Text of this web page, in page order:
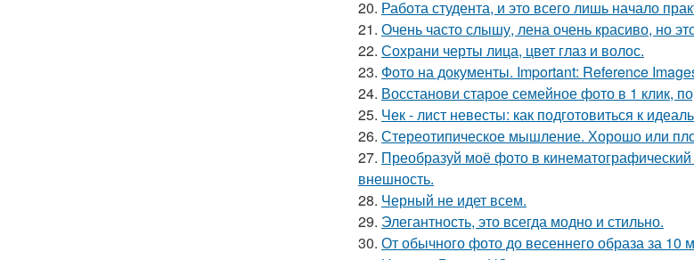
20. Работа студента, и это всего лишь начало
21. Очень часто слышу, лена очень красиво, но
22. Сохрани черты лица, цвет глаз и волос.
23. Фото на документы. Important: Reference
24. Восстанови старое семейное фото в 1 клик,
25. Чек - лист невесты: как подготовиться к
26. Стереотипическое мышление. Хорошо или
27. Преобразуй моё фото в
внешность.
28. Черный не идет всем.
29. Элегантность, это всегда модно и стильно.
30. От обычного фото до весеннего образа за 10